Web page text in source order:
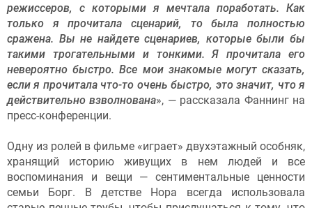
режиссеров, с которыми я мечтала поработать. Как
только я прочитала сценарий, то была полностью
сражена. Вы не найдете сценариев, которые были бы
такими трогательными и тонкими. Я прочитала его
невероятно быстро. Все мои знакомые могут сказать,
если я прочитала что-то очень быстро, это значит, что я
действительно взволнована», — рассказала Фаннинг на
пресс-конференции.
Одну из ролей в фильме «играет» двухэтажный особняк,
хранящий историю живущих в нем людей и все
воспоминания и вещи — сентиментальные ценности
семьи Борг. В детстве Нора всегда использовала